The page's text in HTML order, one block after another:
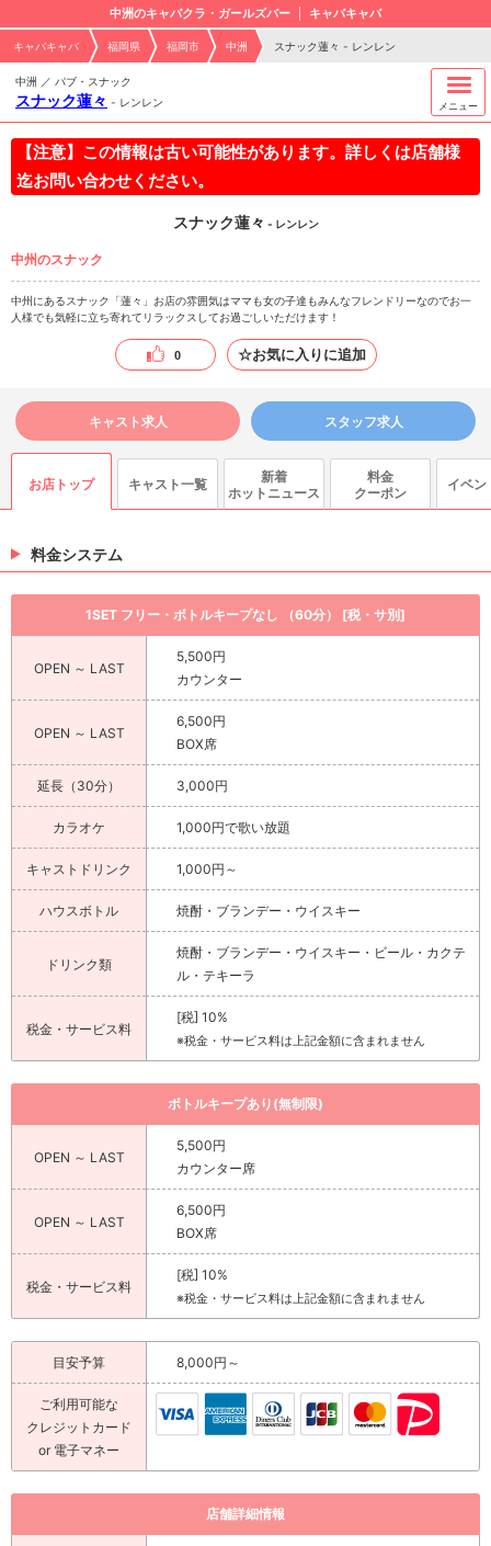
中洲のキャバクラ・ガールズバー キャバキャバ
キャバキャバ 福岡県 福岡市 中洲 スナック蓮々 - レンレン
中洲 ／ パブ・スナック
スナック蓮々 - レンレン メニュー
【注意】この情報は古い可能性があります。詳しくは店舗様
迄お問い合わせください。
スナック蓮々 - レンレン
中州のスナック
中州にあるスナック「蓮々」お店の雰囲気はママも女の子達もみんなフレンドリーなのでお一
人様でも気軽に立ち寄れてリラックスしてお過ごしいただけます！
0 ☆お気に入りに追加
キャスト求人 スタッフ求人
お店トップ キャスト一覧
新着
ホットニュース
料金
クーポン
イベン
料金システム
1SET フリー・ボトルキープなし （60分） [税・サ別]
OPEN ～ LAST
5,500円
カウンター
OPEN ～ LAST
6,500円
BOX席
延長（30分） 3,000円
カラオケ 1,000円で歌い放題
キャストドリンク 1,000円～
ハウスボトル 焼酎・ブランデー・ウイスキー
ドリンク類
焼酎・ブランデー・ウイスキー・ビール・カクテ
ル・テキーラ
税金・サービス料
[税] 10%
※税金・サービス料は上記金額に含まれません
ボトルキープあり(無制限)
OPEN ～ LAST
5,500円
カウンター席
OPEN ～ LAST
6,500円
BOX席
税金・サービス料
[税] 10%
※税金・サービス料は上記金額に含まれません
目安予算 8,000円～
ご利用可能な
クレジットカード
or 電子マネー
店舗詳細情報